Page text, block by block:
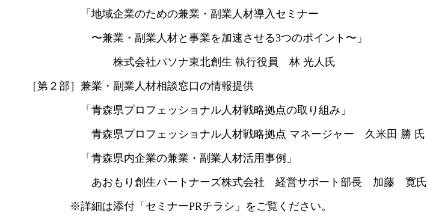
「地域企業のための兼業・副業人材導入セミナー
〜兼業・副業人材と事業を加速させる3つのポイント〜」
株式会社パソナ東北創生 執行役員 林 光人氏
［第２部］兼業・副業人材相談窓口の情報提供
「青森県プロフェッショナル人材戦略拠点の取り組み」
青森県プロフェッショナル人材戦略拠点 マネージャー 久米田 勝 氏
「青森県内企業の兼業・副業人材活用事例」
あおもり創生パートナーズ株式会社 経営サポート部長 加藤 寛氏
※詳細は添付「セミナーPRチラシ」をご覧ください。